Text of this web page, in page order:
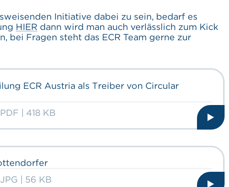
Initiative dabei zu sein, bedarf es
HIER dann wird man auch verlässlich zum Kick
bei Fragen steht das ECR Team gerne zur
ECR Austria als Treiber von Circular
| 418 KB
| 56 KB